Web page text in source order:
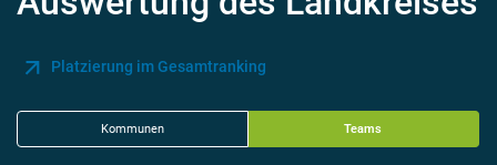
Platzierung im Gesamtranking
Kommunen Teams